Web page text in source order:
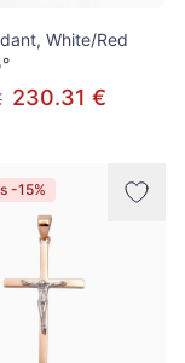
White/Red
230.31 €
-15%